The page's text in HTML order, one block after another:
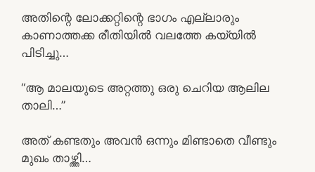
അതിന്റെ ലോക്കറ്റിന്റെ ഭാഗം എല്ലാരും
കാണാത്തക്ക രീതിയിൽ വലത്തേ കയ്യിൽ
പിടിച്ചു…
“ആ മാലയുടെ അറ്റത്തു ഒരു ചെറിയ ആലില
താലി…”
അത് കണ്ടതും അവൻ ഒന്നും മിണ്ടാതെ വീണ്ടും
മുഖം താഴ്ത്തി…